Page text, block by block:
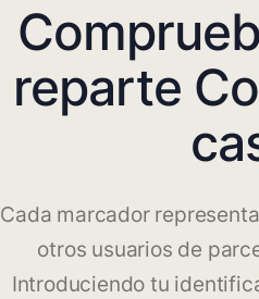
reparte
Cada marcador
otros usuarios de
Introduciendo tu